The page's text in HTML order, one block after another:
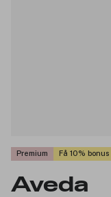
Premium Få 10% bonus
Aveda